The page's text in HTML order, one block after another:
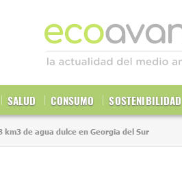
SALUD CONSUMO SOSTENIBILIDAD
km3 de agua dulce en Georgia del Sur